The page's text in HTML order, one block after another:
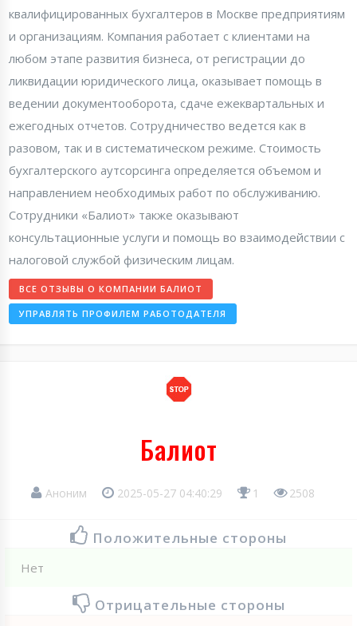
квалифицированных бухгалтеров в Москве предприятиям
и организациям. Компания работает с клиентами на
любом этапе развития бизнеса, от регистрации до
ликвидации юридического лица, оказывает помощь в
ведении документооборота, сдаче ежеквартальных и
ежегодных отчетов. Сотрудничество ведется как в
разовом, так и в систематическом режиме. Стоимость
бухгалтерского аутсорсинга определяется объемом и
направлением необходимых работ по обслуживанию.
Сотрудники «Балиот» также оказывают
консультационные услуги и помощь во взаимодействии с
налоговой службой физическим лицам.
ВСЕ ОТЗЫВЫ О КОМПАНИИ БАЛИОТ
УПРАВЛЯТЬ ПРОФИЛЕМ РАБОТОДАТЕЛЯ
Балиот
Аноним 2025-05-27 04:40:29 1 2508
Положительные стороны
Нет
Отрицательные стороны